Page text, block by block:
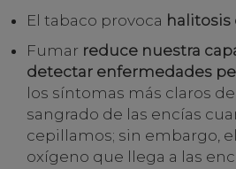
El tabaco provoca halitosis
Fumar reduce nuestra
detectar enfermedades
los síntomas más claros
sangrado de las encías
cepillamos; sin embargo,
oxígeno que llega a las